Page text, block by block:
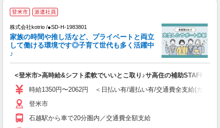
登米市 派遣社員
株式会社kotrio /●SD-H-1983801
家族の時間や推し活など、プライベートと両立
して働ける環境です◎子育て世代も多く活躍中
♪
<登米市>高時給&シフト柔軟でいいとこ取り♪サ高住の補助STAFF
時給1350円〜2062円 ＜日払い有/週払い有/交通費全支給(ガソリ
登米市
石越駅から車で20分圏内／交通費全額支給